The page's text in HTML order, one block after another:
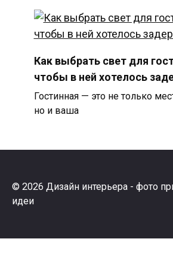
Как выбрать свет для
чтобы в ней хотелось
Гостинная — это не только
но и ваша
© 2026 Дизайн интерьера - фото
идеи